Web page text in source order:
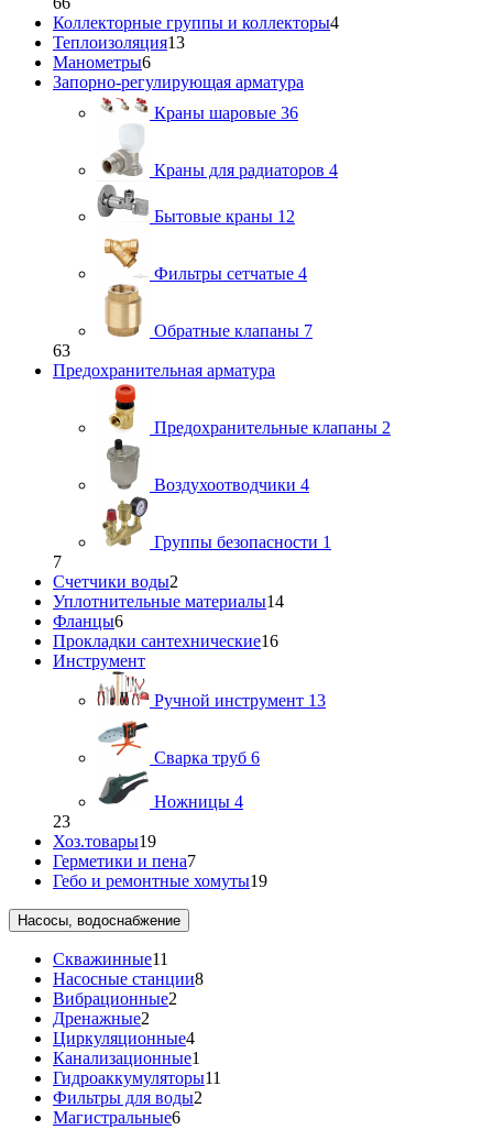
Коллекторные группы и коллекторы4
Теплоизоляция13
Манометры6
Запорно-регулирующая арматура
Краны шаровые 36
Краны для радиаторов 4
Бытовые краны 12
Фильтры сетчатые 4
Обратные клапаны 7
63
Предохранительная арматура
Предохранительные клапаны 2
Воздухоотводчики 4
Группы безопасности 1
7
Счетчики воды2
Уплотнительные материалы14
Фланцы6
Прокладки сантехнические16
Инструмент
Ручной инструмент 13
Сварка труб 6
Ножницы 4
23
Хоз.товары19
Герметики и пена7
Гебо и ремонтные хомуты19
Насосы, водоснабжение
Скважинные11
Насосные станции8
Вибрационные2
Дренажные2
Циркуляционные4
Канализационные1
Гидроаккумуляторы11
Фильтры для воды2
Магистральные6